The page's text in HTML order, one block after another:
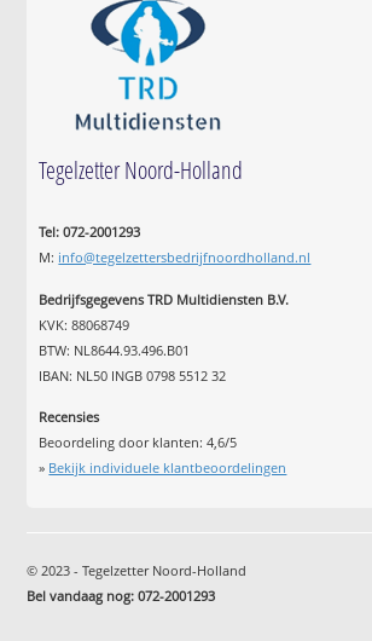
Tegelzetter Noord-Holland
Tel: 072-2001293
M: info@tegelzettersbedrijfnoordholland.nl
Bedrijfsgegevens TRD Multidiensten B.V.
KVK: 88068749
BTW: NL8644.93.496.B01
IBAN: NL50 INGB 0798 5512 32
Recensies
Beoordeling door klanten:4,6/5
» Bekijk individuele klantbeoordelingen
© 2023 - Tegelzetter Noord-Holland
Bel vandaag nog: 072-2001293